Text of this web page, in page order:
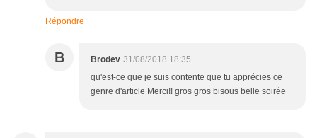
Répondre
B Brodev 31/08/2018 18:35
qu'est-ce que je suis contente que tu apprécies ce
genre d'article Merci!! gros gros bisous belle soirée